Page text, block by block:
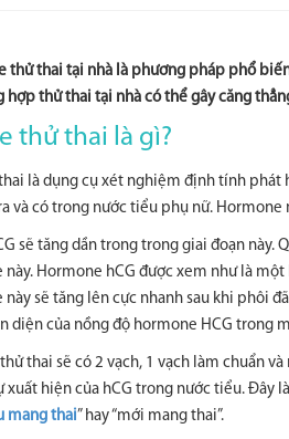
thử thai tại nhà là phương pháp phổ
hợp thử thai tại nhà có thể gây căng
thử thai là gì?
là dụng cụ xét nghiệm định tính phát
và có trong nước tiểu phụ nữ. Hormone
sẽ tăng dần trong trong giai đoạn
này. Hormone hCG được xem như là
này sẽ tăng lên cực nhanh sau khi phôi
diện của nồng độ hormone HCG trong
thai sẽ có 2 vạch, 1 vạch làm chuẩn
xuất hiện của hCG trong nước tiểu. Đây
mang thai” hay “mới mang thai”.